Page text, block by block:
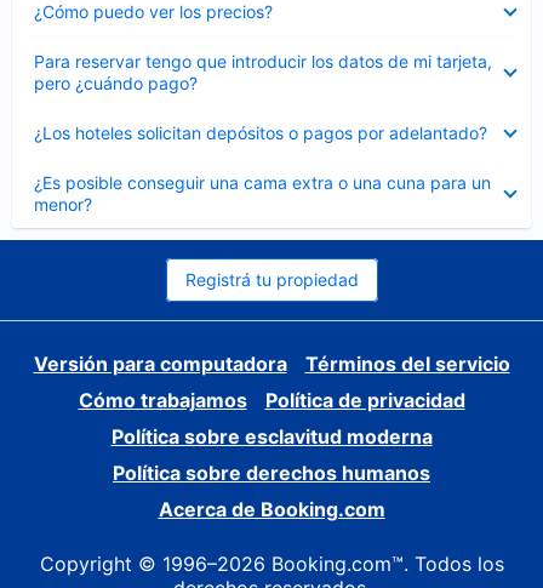
¿Cómo puedo ver los precios?
cerrado
Para reservar tengo que introducir los datos de mi tarjeta,
pero ¿cuándo pago?
cerrado
¿Los hoteles solicitan depósitos o pagos por adelantado?
cerrado
¿Es posible conseguir una cama extra o una cuna para un
menor?
cerrado
Registrá tu propiedad
Versión para computadora
Términos del servicio
Cómo trabajamos
Política de privacidad
Política sobre esclavitud moderna
Política sobre derechos humanos
Acerca de Booking.com
Copyright © 1996–2026 Booking.com™. Todos los